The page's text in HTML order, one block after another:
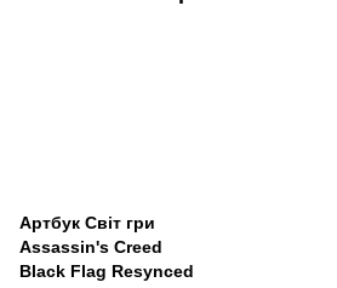
Артбук Світ гри
Assassin's Creed
Black Flag Resynced